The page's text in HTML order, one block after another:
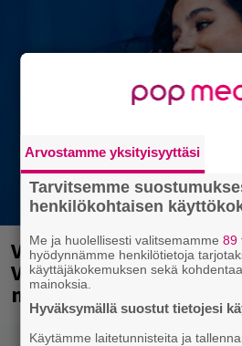
Valtava Yle 100 vuotta
Veikkaus Arenalla
myös metalliklassikot-
Arvostamme yksityisyyttäsi
Tarvitsemme
henkilökohtaisen
Me ja huolellisesti valitsemamme89
hyödynnämme henkilötietoja
käyttäjäkokemuksen sekä
mainoksia.
Hyväksymällä suostut tietojesi
Käytämme laitetunnisteita ja